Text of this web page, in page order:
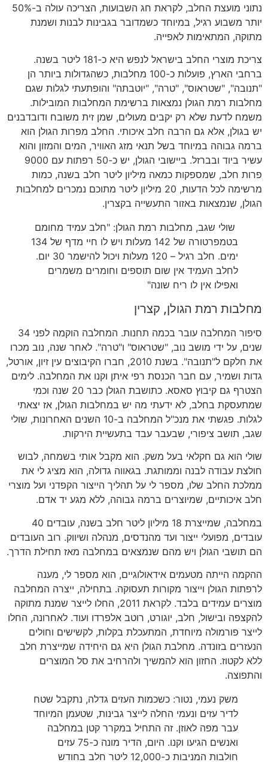
נתוני מועצת החלב, לקראת חג השבועות, הצריכה עולה ב-50%
יותר משבוע רגיל, במיוחד כשמדובר בגבינות לבנות ושמנת
מתוקה, המתאימות לאפייה.
צריכת מוצרי החלב בישראל לנפש היא כ-181 ליטר בשנה.
ברחבי הארץ, פועלות כ-100 מחלבות, כשהגדולות ביותר הן
"תנובה", "שטראוס", "טרה", "יוטבתה" והופתעתי לגלות שגם
מחלבות רמת הגולן נמצאות ברשימת המחלבות המובילות.
משמח לדעת שלא רק יקבים מעולים, שמן זית משובח ודובדבנים
יש בגולן, אלא גם הרבה חלב איכותי. החלב מפרות הגולן הוא
ברמה גבוהה במיוחד בשל תנאי מזג האוויר, המים והמזון והוא
עשיר ביוד ובברזל. ביישובי הגולן, יש כ-50 רפתות עם 9000
פרות חלב, שמספקות כמאה מיליון ליטר חלב בשנה, כמות
מרשימה לכל הדעות, 20 מיליון ליטר מתוכם נמכרים למחלבות
הגולן, שנמצאות באזור התעשייה בקצרין.
שולי שגב, מחלבות רמת הגולן: "חלב עמיד מחומם
בטמפרטורה של 142 מעלות ויש לו חיי מדף של 134
ימים. חלב רגיל – 120 מעלות ויכול להישמר 30 יום.
לחלב העמיד אין שום תוספים וחומרים משמרים
ואפילו אין לו ריח שונה"
מחלבות רמת הגולן, קצרין
סיפור המחלבה עובר בכמה תחנות. המחלבה הוקמה לפני 34
שנים, על ידי מושב נוב, "שטראוס" ו"טרה". לאחר שנה, נוב מכרו
את חלקם ל"תנובה". בשנת 2010, חברו הקיבוצים עין זיון, אורטל,
גדות ושמיר, עם חבר הכנסת רפי איתן וקנו את המחלבה. לימים
הצטרף גם קיבוץ סאסא. כתושבת הגולן כבר 20 שנה וכמי
שמתעסקת בחלב, לא ידעתי מה יש במחלבות הגולן, אז יצאתי
לגלות. פגשתי את מנכ"ל המחלבה ב-10 השנים האחרונות, שולי
שגב, תושב ציפורי, שבעבר עבד בתעשיית הירקות.
שולי הוא גם חקלאי בעל משק. הוא מקבל אותי בשמחה, לבוש
חולצת עבודה לבנה וממותגת. בגאווה גדולה, הוא מציג לי את
ממלכת החלב שלו, מספר לי על תהליך הייצור הקפדני ועל מוצרי
חלב איכותיים, שמיוצרים ברמה גבוהה, ללא מגע יד אדם.
במחלבה, שמייצרת 18 מיליון ליטר חלב בשנה, עובדים 40
עובדים, מפועלי ייצור ועד מהנדסים, מנהלה ושיווק. רוב העובדים
הם תושבי הגולן ויש מהם שנמצאים במחלבה מאז תחילת הדרך.
ההקמה הייתה מטעמים אידאולוגיים, הוא מספר לי, מענה
לרפתות הגולן וייצור מקורות תעסוקה. בתחילה, ייצרה המחלבה
מוצרים עמידים בלבד. לקראת 2011, החלו לייצר שמנת מתוקה
להקצפה ובישול, חלב, יוגורט, רוטב אלפרדו ועוד. לאחרונה, החלו
לייצר פורמולה מיוחדת, המתעכלת בקלות, לקשישים וחולים
הנעזרים בזונדה. מחלבת הגולן היא גם היחידה שמייצרת חלב
ללא לקטוז. החזון הוא להמשיך ולהרחיב את סל המוצרים
והתפוצה.
משק נעמי, נטור: כשכמות העזים גדלה, נתקבל שטח
לדיר עזים ונעמי החלה לייצר גבינות, שטעמן המיוחד
עבר מפה לאוזן. זה התחיל במקרר קטן במחלבה
ואנשים הגיעו וקנו. היום, הדיר מונה כ-75 עזים
חולבות המניבות כ-12,000 ליטר חלב בחודש